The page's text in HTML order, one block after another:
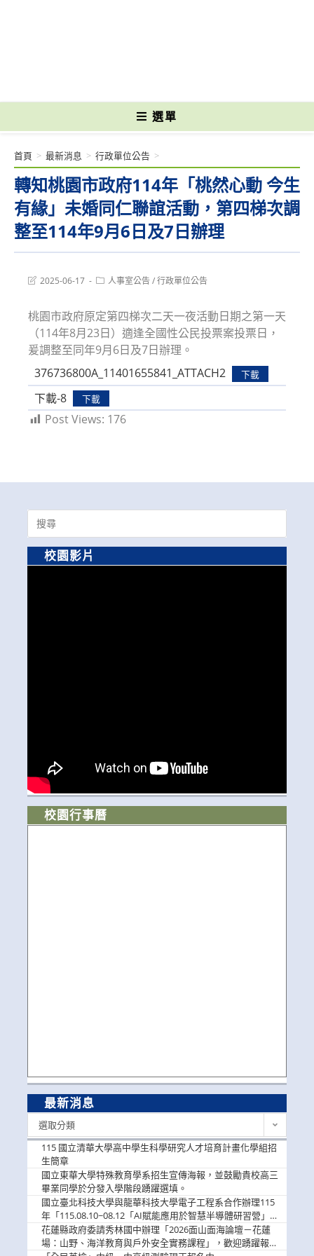
選單
轉知桃園市政府114年「桃然心動 今生
有緣」未婚同仁聯誼活動，第四梯次調
整至114年9月6日及7日辦理
首頁 > 最新消息 > 行政單位公告 >
Post2025-06-17
Post人事室公告/行政單位公告
桃園市政府原定第四梯次二天一夜活動日期之第一天
（114年8月23日）適逢全國性公民投票案投票日，
爰調整至同年9月6日及7日辦理。
376736800A_11401655841_ATTACH2
下載
下載-8 下載
Post Views: 176
Search
for:
校園影片
校園行事曆
最新消息
選取分類
115 國立清華大學高中學生科學研究人才培育計畫化學組招
生簡章
國立東華大學特殊教育學系招生宣傳海報，並鼓勵貴校高三
畢業同學於分發入學階段踴躍選填。
國立臺北科技大學與龍華科技大學電子工程系合作辦理115
年「115.08.10~08.12「AI賦能應用於智慧半導體研習營」，
歡迎學生踴躍報名參加
花蓮縣政府委請秀林國中辦理「2026面山面海論壇－花蓮
場：山野、海洋教育與戶外安全實務課程」，歡迎踴躍報名